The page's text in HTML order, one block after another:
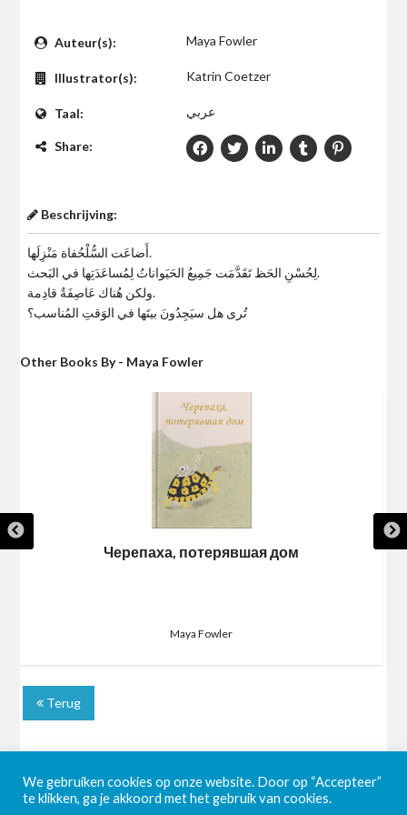
Auteur(s): Maya Fowler
Illustrator(s): Katrin Coetzer
Taal: عربي
Share:
Beschrijving:
أَضاعَت السُّلْحُفاة مَنْزِلَها.
لِحُسْنِ الحَظ تَقَدَّمَت جَمِيعُ الحَيَواناتُ لِمُساعَدَتِها في البَحث.
ولكن هُناك عَاصِفَةٌ قادِمة.
تُرى هل سيَجِدُونَ بيتَها في الوَقتِ المُناسب؟
Other Books By - Maya Fowler
Черепаха, потерявшая дом
Maya Fowler
Terug
We gebruiken cookies op onze website. Door op “Accepteer”
te klikken, ga je akkoord met het gebruik van cookies.